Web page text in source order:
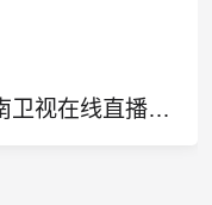
湖南卫视在线直播入口